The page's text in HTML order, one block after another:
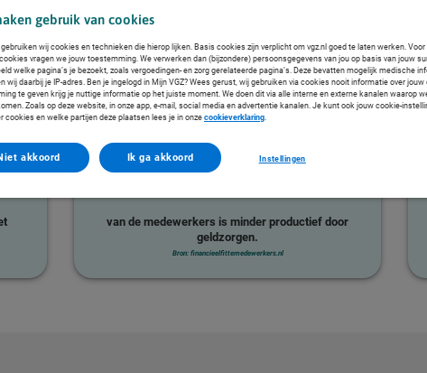
van de medewerkers is minder productief door
geldzorgen.
Bron: financieelfittemedewerkers.nl
gebruik van cookies
gebruiken wij cookies en technieken die hierop lijken. Basis cookies zijn verplicht om vgz.nl goed te laten werken.
vragen we jouw toestemming. We verwerken dan (bijzondere) persoonsgegevens van jou op basis van jouw
welke pagina’s je bezoekt, zoals vergoedingen- en zorg gerelateerde pagina’s. Deze bevatten mogelijk medische
wij daarbij je IP-adres. Ben je ingelogd in Mijn VGZ? Wees gerust, wij gebruiken via cookies nooit informatie over
te geven krijg je nuttige informatie op het juiste moment. We doen dit via alle interne en externe kanalen waarop
Zoals op deze website, in onze app, e-mail, social media en advertentie kanalen. Je kunt ook jouw cookie-
cookies en welke partijen deze plaatsen lees je in onze cookieverklaring.
Instellingen
akkoord Ik ga akkoord